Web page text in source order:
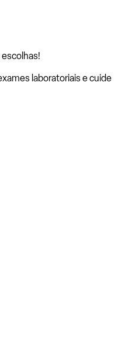
escolhas!
laboratoriais e cuide